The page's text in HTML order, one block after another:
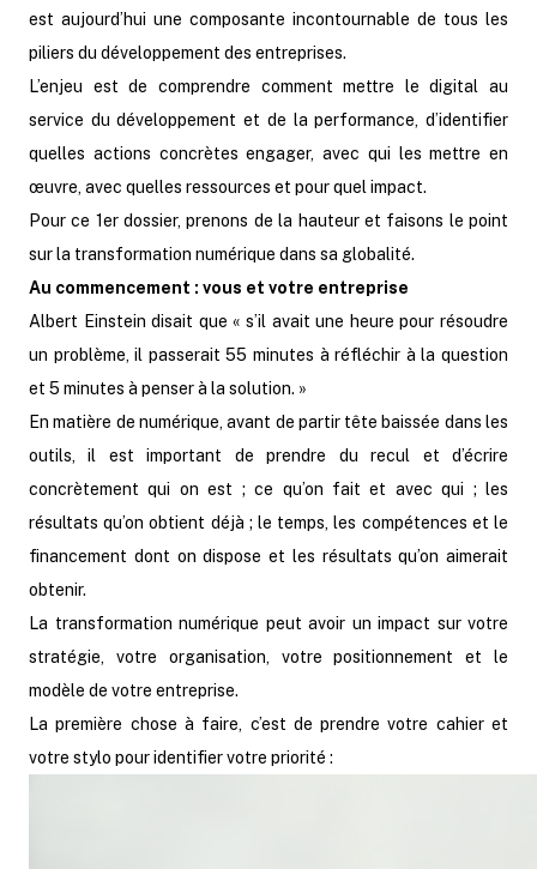
est aujourd’hui une composante incontournable de tous les
piliers du développement des entreprises.
L’enjeu est de comprendre comment mettre le digital au
service du développement et de la performance, d’identifier
quelles actions concrètes engager, avec qui les mettre en
œuvre, avec quelles ressources et pour quel impact.
Pour ce 1er dossier, prenons de la hauteur et faisons le point
sur la transformation numérique dans sa globalité.
Au commencement : vous et votre entreprise
Albert Einstein disait que « s’il avait une heure pour résoudre
un problème, il passerait 55 minutes à réfléchir à la question
et 5 minutes à penser à la solution. »
En matière de numérique, avant de partir tête baissée dans les
outils, il est important de prendre du recul et d’écrire
concrètement qui on est ; ce qu’on fait et avec qui ; les
résultats qu’on obtient déjà ; le temps, les compétences et le
financement dont on dispose et les résultats qu’on aimerait
obtenir.
La transformation numérique peut avoir un impact sur votre
stratégie, votre organisation, votre positionnement et le
modèle de votre entreprise.
La première chose à faire, c’est de prendre votre cahier et
votre stylo pour identifier votre priorité :